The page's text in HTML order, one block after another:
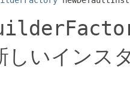
しいインス